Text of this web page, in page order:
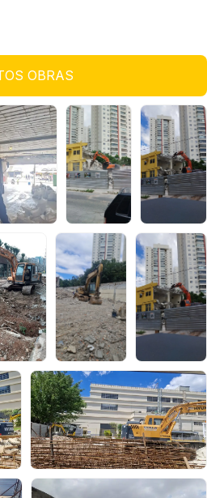
OBRAS